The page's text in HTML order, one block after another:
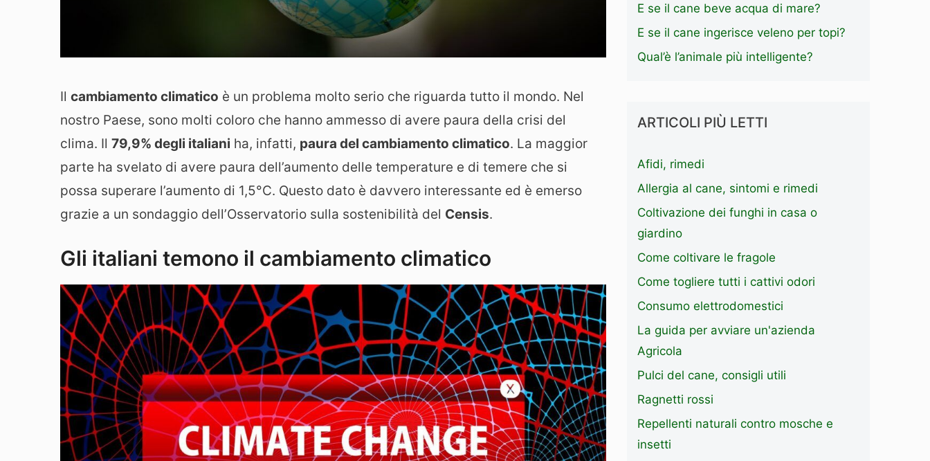
Il cambiamento climatico è un problema molto serio che riguarda tutto il mondo. Nel
nostro Paese, sono molti coloro che hanno ammesso di avere paura della crisi del
clima. Il 79,9% degli italiani ha, infatti, paura del cambiamento climatico. La maggior
parte ha svelato di avere paura dell’aumento delle temperature e di temere che si
possa superare l’aumento di 1,5°C. Questo dato è davvero interessante ed è emerso
grazie a un sondaggio dell’Osservatorio sulla sostenibilità del Censis.
Gli italiani temono il cambiamento climatico
E se il cane beve acqua di mare?
E se il cane ingerisce veleno per topi?
Qual’è l’animale più intelligente?
ARTICOLI PIÙ LETTI
Afidi, rimedi
Allergia al cane, sintomi e rimedi
Coltivazione dei funghi in casa o
giardino
Come coltivare le fragole
Come togliere tutti i cattivi odori
Consumo elettrodomestici
La guida per avviare un'azienda
Agricola
Pulci del cane, consigli utili
Ragnetti rossi
Repellenti naturali contro mosche e
insetti